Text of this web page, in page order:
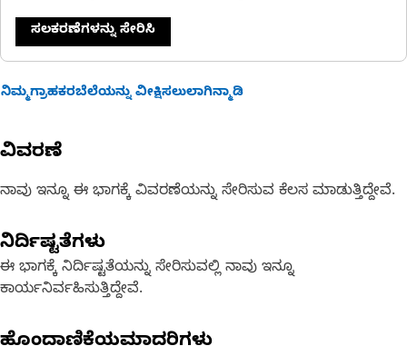
ಸಲಕರಣೆಗಳನ್ನು ಸೇರಿಸಿ
ನಿಮ್ಮಗ್ರಾಹಕರಬೆಲೆಯನ್ನು ವೀಕ್ಷಿಸಲುಲಾಗಿನ್ಮಾಡಿ
ವಿವರಣೆ
ನಾವು ಇನ್ನೂ ಈ ಭಾಗಕ್ಕೆ ವಿವರಣೆಯನ್ನು ಸೇರಿಸುವ ಕೆಲಸ ಮಾಡುತ್ತಿದ್ದೇವೆ.
ನಿರ್ದಿಷ್ಟತೆಗಳು
ಈ ಭಾಗಕ್ಕೆ ನಿರ್ದಿಷ್ಟತೆಯನ್ನು ಸೇರಿಸುವಲ್ಲಿ ನಾವು ಇನ್ನೂ
ಕಾರ್ಯನಿರ್ವಹಿಸುತ್ತಿದ್ದೇವೆ.
ಹೊಂದಾಣಿಕೆಯಮಾದರಿಗಳು